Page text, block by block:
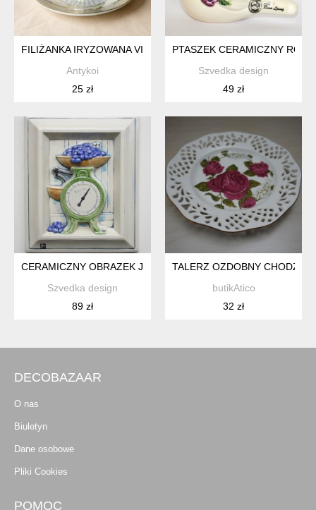
FILIŻANKA IRYZOWANA VINTAGE PERŁOWA ZŁOCENIA
Antykoi
25 zł
PTASZEK CERAMICZNY
Szvedka design
49 zł
CERAMICZNY OBRAZEK JIE GANTOFTA 956
Szvedka design
89 zł
TALERZ OZDOBNY
butikAtico
32 zł
DECOBAZAAR
O nas
Biuletyn
Dane osobowe
Pliki Cookies
POMOC